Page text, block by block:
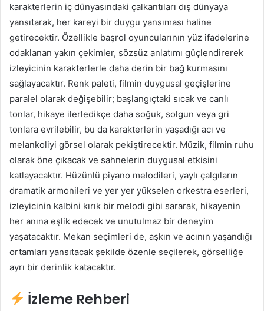
karakterlerin iç dünyasındaki çalkantıları dış dünyaya
yansıtarak, her kareyi bir duygu yansıması haline
getirecektir. Özellikle başrol oyuncularının yüz ifadelerine
odaklanan yakın çekimler, sözsüz anlatımı güçlendirerek
izleyicinin karakterlerle daha derin bir bağ kurmasını
sağlayacaktır. Renk paleti, filmin duygusal geçişlerine
paralel olarak değişebilir; başlangıçtaki sıcak ve canlı
tonlar, hikaye ilerledikçe daha soğuk, solgun veya gri
tonlara evrilebilir, bu da karakterlerin yaşadığı acı ve
melankoliyi görsel olarak pekiştirecektir. Müzik, filmin ruhu
olarak öne çıkacak ve sahnelerin duygusal etkisini
katlayacaktır. Hüzünlü piyano melodileri, yaylı çalgıların
dramatik armonileri ve yer yer yükselen orkestra eserleri,
izleyicinin kalbini kırık bir melodi gibi sararak, hikayenin
her anına eşlik edecek ve unutulmaz bir deneyim
yaşatacaktır. Mekan seçimleri de, aşkın ve acının yaşandığı
ortamları yansıtacak şekilde özenle seçilerek, görselliğe
ayrı bir derinlik katacaktır.
İzleme Rehberi